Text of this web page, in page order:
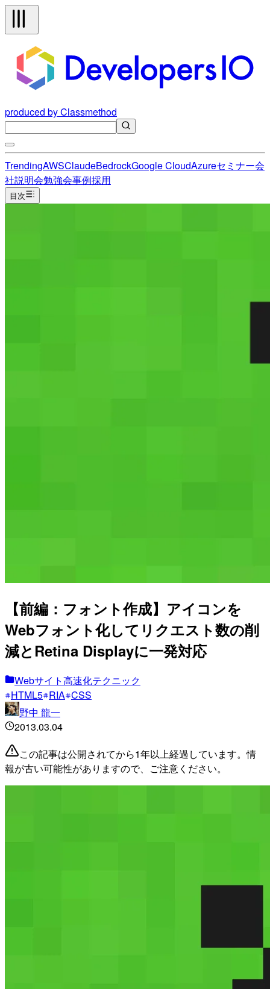
produced by Classmethod
TrendingAWSClaudeBedrockGoogle CloudAzureセミナー会
社説明会勉強会事例採用
目次
【前編：フォント作成】アイコンを
Webフォント化してリクエスト数の削
減とRetina Displayに一発対応
Webサイト高速化テクニック
HTML5 RIA CSS
野中 龍一
2013.03.04
この記事は公開されてから1年以上経過しています。情
報が古い可能性がありますので、ご注意ください。